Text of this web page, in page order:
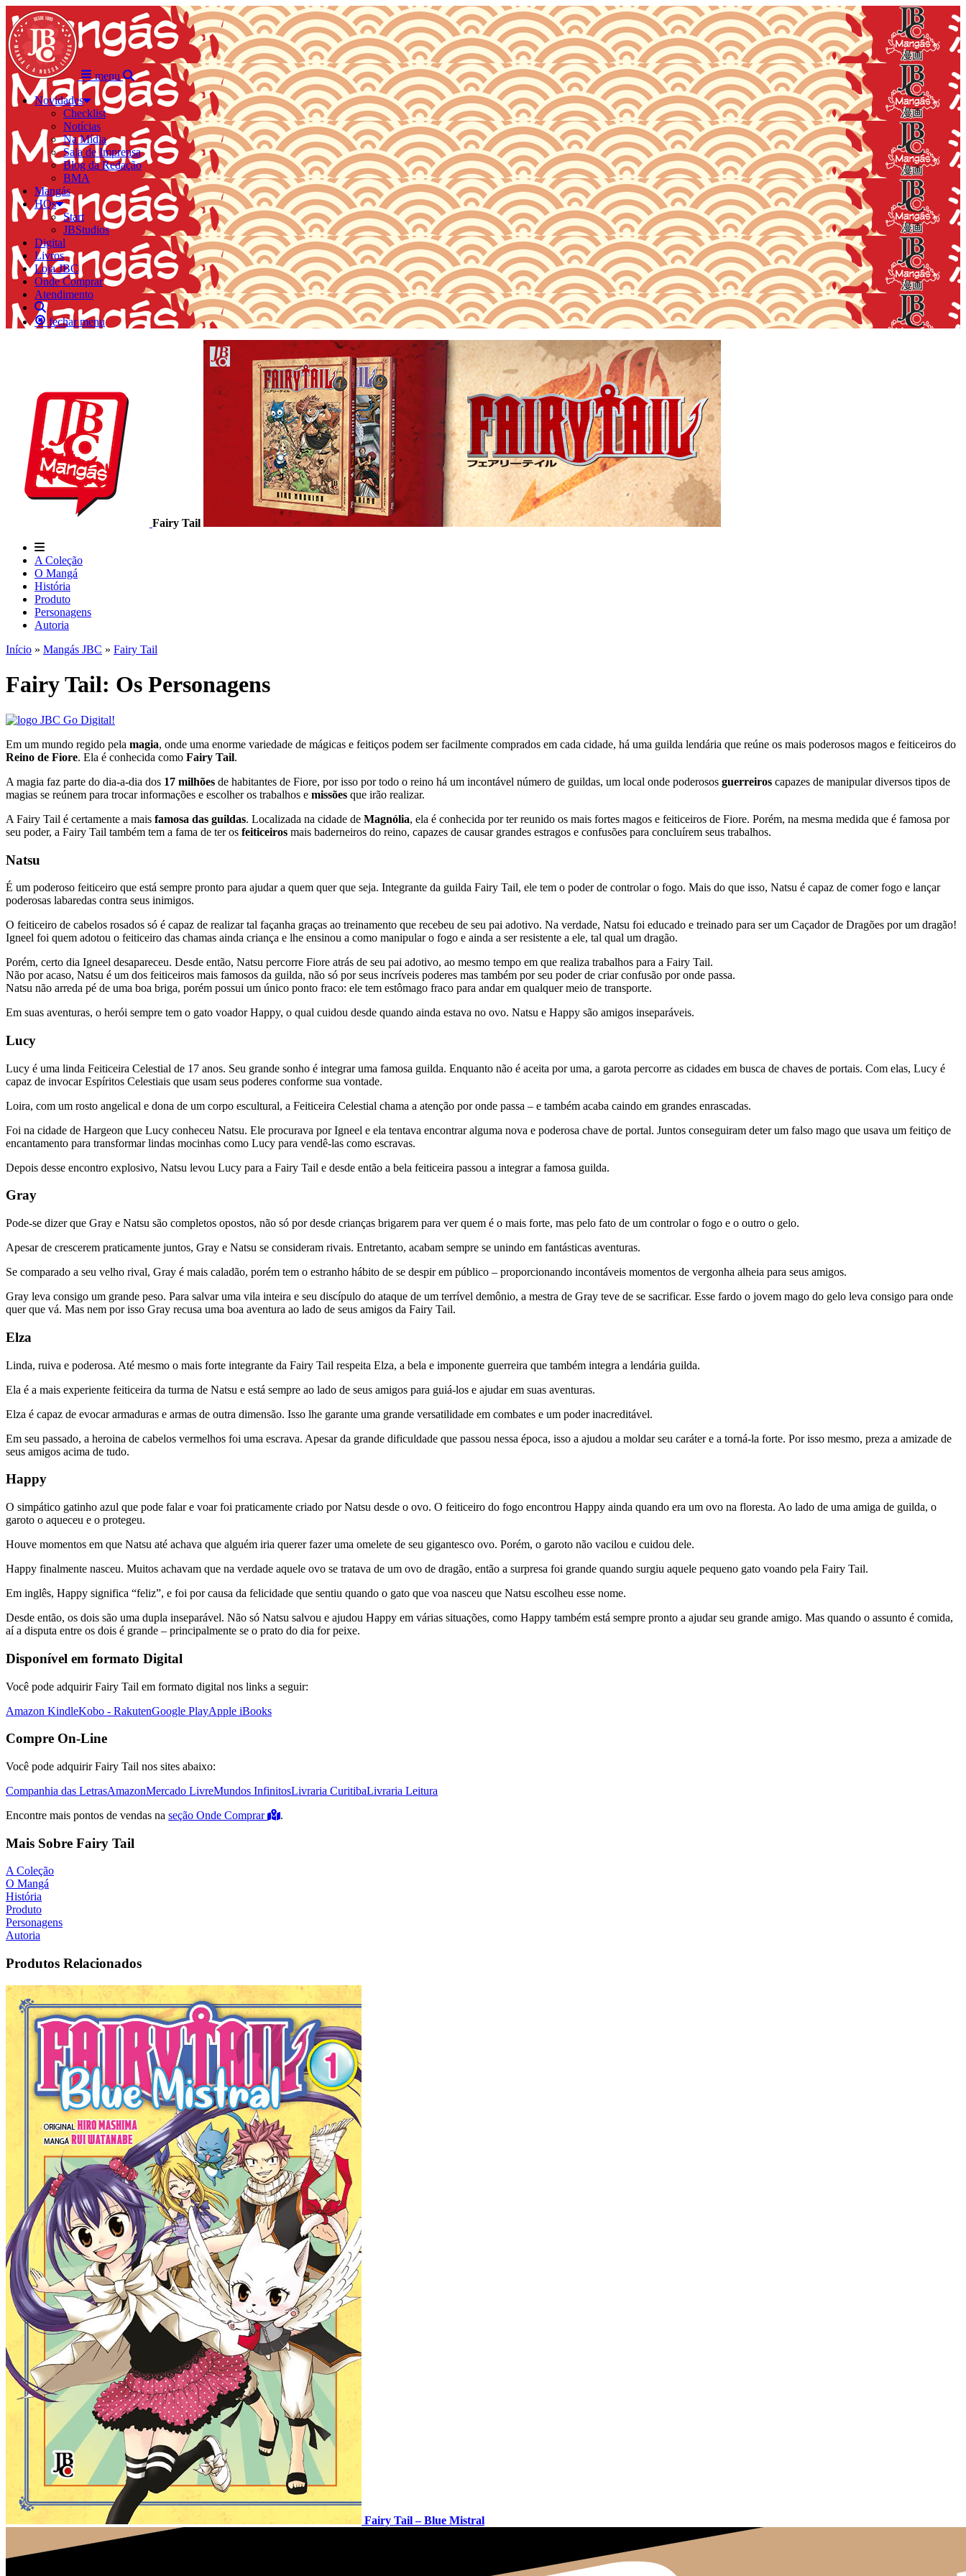
menu
Novidades
Checklist
Notícias
Na Mídia
Sala de Imprensa
Blog da Redação
BMA
Mangás
HQs
Start
JBStudios
Digital
Livros
Loja JBC
Onde Comprar
Atendimento
fechar menu
Fairy Tail
A Coleção
O Mangá
História
Produto
Personagens
Autoria
Início » Mangás JBC » Fairy Tail
Fairy Tail: Os Personagens
Em um mundo regido pela magia, onde uma enorme variedade de mágicas e feitiços podem ser facilmente comprados em cada cidade, há uma guilda lendária que reúne os mais poderosos magos e feiticeiros do
Reino de Fiore. Ela é conhecida como Fairy Tail.
A magia faz parte do dia-a-dia dos 17 milhões de habitantes de Fiore, por isso por todo o reino há um incontável número de guildas, um local onde poderosos guerreiros capazes de manipular diversos tipos de
magias se reúnem para trocar informações e escolher os trabalhos e missões que irão realizar.
A Fairy Tail é certamente a mais famosa das guildas. Localizada na cidade de Magnólia, ela é conhecida por ter reunido os mais fortes magos e feiticeiros de Fiore. Porém, na mesma medida que é famosa por
seu poder, a Fairy Tail também tem a fama de ter os feiticeiros mais baderneiros do reino, capazes de causar grandes estragos e confusões para concluírem seus trabalhos.
Natsu
É um poderoso feiticeiro que está sempre pronto para ajudar a quem quer que seja. Integrante da guilda Fairy Tail, ele tem o poder de controlar o fogo. Mais do que isso, Natsu é capaz de comer fogo e lançar
poderosas labaredas contra seus inimigos.
O feiticeiro de cabelos rosados só é capaz de realizar tal façanha graças ao treinamento que recebeu de seu pai adotivo. Na verdade, Natsu foi educado e treinado para ser um Caçador de Dragões por um dragão!
Igneel foi quem adotou o feiticeiro das chamas ainda criança e lhe ensinou a como manipular o fogo e ainda a ser resistente a ele, tal qual um dragão.
Porém, certo dia Igneel desapareceu. Desde então, Natsu percorre Fiore atrás de seu pai adotivo, ao mesmo tempo em que realiza trabalhos para a Fairy Tail.
Não por acaso, Natsu é um dos feiticeiros mais famosos da guilda, não só por seus incríveis poderes mas também por seu poder de criar confusão por onde passa.
Natsu não arreda pé de uma boa briga, porém possui um único ponto fraco: ele tem estômago fraco para andar em qualquer meio de transporte.
Em suas aventuras, o herói sempre tem o gato voador Happy, o qual cuidou desde quando ainda estava no ovo. Natsu e Happy são amigos inseparáveis.
Lucy
Lucy é uma linda Feiticeira Celestial de 17 anos. Seu grande sonho é integrar uma famosa guilda. Enquanto não é aceita por uma, a garota percorre as cidades em busca de chaves de portais. Com elas, Lucy é
capaz de invocar Espíritos Celestiais que usam seus poderes conforme sua vontade.
Loira, com um rosto angelical e dona de um corpo escultural, a Feiticeira Celestial chama a atenção por onde passa – e também acaba caindo em grandes enrascadas.
Foi na cidade de Hargeon que Lucy conheceu Natsu. Ele procurava por Igneel e ela tentava encontrar alguma nova e poderosa chave de portal. Juntos conseguiram deter um falso mago que usava um feitiço de
encantamento para transformar lindas mocinhas como Lucy para vendê-las como escravas.
Depois desse encontro explosivo, Natsu levou Lucy para a Fairy Tail e desde então a bela feiticeira passou a integrar a famosa guilda.
Gray
Pode-se dizer que Gray e Natsu são completos opostos, não só por desde crianças brigarem para ver quem é o mais forte, mas pelo fato de um controlar o fogo e o outro o gelo.
Apesar de crescerem praticamente juntos, Gray e Natsu se consideram rivais. Entretanto, acabam sempre se unindo em fantásticas aventuras.
Se comparado a seu velho rival, Gray é mais caladão, porém tem o estranho hábito de se despir em público – proporcionando incontáveis momentos de vergonha alheia para seus amigos.
Gray leva consigo um grande peso. Para salvar uma vila inteira e seu discípulo do ataque de um terrível demônio, a mestra de Gray teve de se sacrificar. Esse fardo o jovem mago do gelo leva consigo para onde
quer que vá. Mas nem por isso Gray recusa uma boa aventura ao lado de seus amigos da Fairy Tail.
Elza
Linda, ruiva e poderosa. Até mesmo o mais forte integrante da Fairy Tail respeita Elza, a bela e imponente guerreira que também integra a lendária guilda.
Ela é a mais experiente feiticeira da turma de Natsu e está sempre ao lado de seus amigos para guiá-los e ajudar em suas aventuras.
Elza é capaz de evocar armaduras e armas de outra dimensão. Isso lhe garante uma grande versatilidade em combates e um poder inacreditável.
Em seu passado, a heroina de cabelos vermelhos foi uma escrava. Apesar da grande dificuldade que passou nessa época, isso a ajudou a moldar seu caráter e a torná-la forte. Por isso mesmo, preza a amizade de
seus amigos acima de tudo.
Happy
O simpático gatinho azul que pode falar e voar foi praticamente criado por Natsu desde o ovo. O feiticeiro do fogo encontrou Happy ainda quando era um ovo na floresta. Ao lado de uma amiga de guilda, o
garoto o aqueceu e o protegeu.
Houve momentos em que Natsu até achava que alguém iria querer fazer uma omelete de seu gigantesco ovo. Porém, o garoto não vacilou e cuidou dele.
Happy finalmente nasceu. Muitos achavam que na verdade aquele ovo se tratava de um ovo de dragão, então a surpresa foi grande quando surgiu aquele pequeno gato voando pela Fairy Tail.
Em inglês, Happy significa “feliz”, e foi por causa da felicidade que sentiu quando o gato que voa nasceu que Natsu escolheu esse nome.
Desde então, os dois são uma dupla inseparável. Não só Natsu salvou e ajudou Happy em várias situações, como Happy também está sempre pronto a ajudar seu grande amigo. Mas quando o assunto é comida,
aí a disputa entre os dois é grande – principalmente se o prato do dia for peixe.
Disponível em formato Digital
Você pode adquirir Fairy Tail em formato digital nos links a seguir:
Amazon KindleKobo - RakutenGoogle PlayApple iBooks
Compre On-Line
Você pode adquirir Fairy Tail nos sites abaixo:
Companhia das LetrasAmazonMercado LivreMundos InfinitosLivraria CuritibaLivraria Leitura
Encontre mais pontos de vendas na seção Onde Comprar .
Mais Sobre Fairy Tail
A Coleção
O Mangá
História
Produto
Personagens
Autoria
Produtos Relacionados
Fairy Tail – Blue Mistral